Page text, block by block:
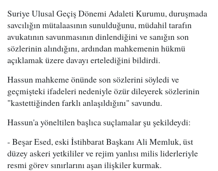
Suriye Ulusal Geçiş Dönemi Adaleti Kurumu, duruşmada
savcılığın mütalaasının sunulduğunu, müdahil tarafın
avukatının savunmasının dinlendiğini ve sanığın son
sözlerinin alındığını, ardından mahkemenin hükmü
açıklamak üzere davayı ertelediğini bildirdi.
Hassun mahkeme önünde son sözlerini söyledi ve
geçmişteki ifadeleri nedeniyle özür dileyerek sözlerinin
"kastettiğinden farklı anlaşıldığını" savundu.
Hassun'a yöneltilen başlıca suçlamalar şu şekildeydi:
- Beşar Esed, eski İstihbarat Başkanı Ali Memluk, üst
düzey askeri yetkililer ve rejim yanlısı milis liderleriyle
resmi görev sınırlarını aşan ilişkiler kurmak.